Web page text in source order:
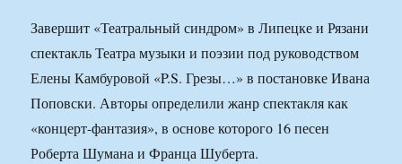
Завершит «Театральный синдром» в Липецке и Рязани
спектакль Театра музыки и поэзии под руководством
Елены Камбуровой «P.S. Грезы…» в постановке Ивана
Поповски. Авторы определили жанр спектакля как
«концерт-фантазия», в основе которого 16 песен
Роберта Шумана и Франца Шуберта.